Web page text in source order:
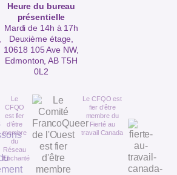
Heure du bureau
présentielle
Mardi de 14h à 17h
Deuxième étage,
10618 105 Ave NW,
Edmonton, AB T5H
0L2
Le
CFQO
est fier
d’être
membre
du
Réseau
Enchanté
Le CFQO est
fier d’être
membre du
Fierté au
travail Canada